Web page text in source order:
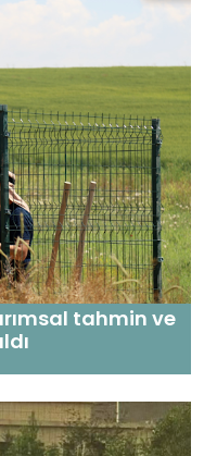
tahmin ve